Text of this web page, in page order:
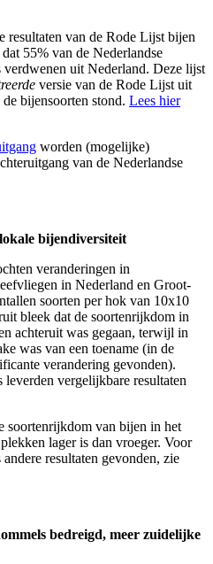
resultaten van de Rode Lijst bijen
55% van de Nederlandse
uit Nederland. Deze lijst
versie van de Rode Lijst uit
bijensoorten stond. Lees hier
worden (mogelijke)
van de Nederlandse
bijendiversiteit
veranderingen in
in Nederland en Groot-
soorten per hok van 10x10
bleek dat de soortenrijkdom in
achteruit was gegaan, terwijl in
was van een toename (in de
verandering gevonden).
vergelijkbare resultaten
soortenrijkdom van bijen in het
lager is dan vroeger. Voor
resultaten gevonden, zie
bedreigd, meer zuidelijke